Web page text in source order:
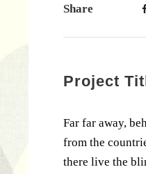
Share
Project
Far far away,
from the
there live the